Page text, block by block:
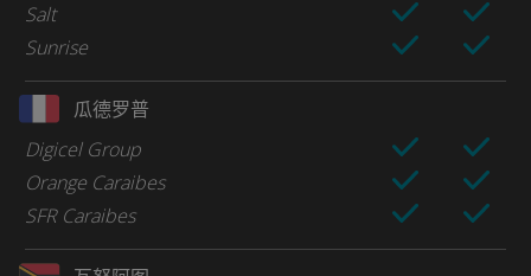
Salt
Sunrise
瓜德罗普
Digicel Group
Orange Caraibes
SFR Caraibes